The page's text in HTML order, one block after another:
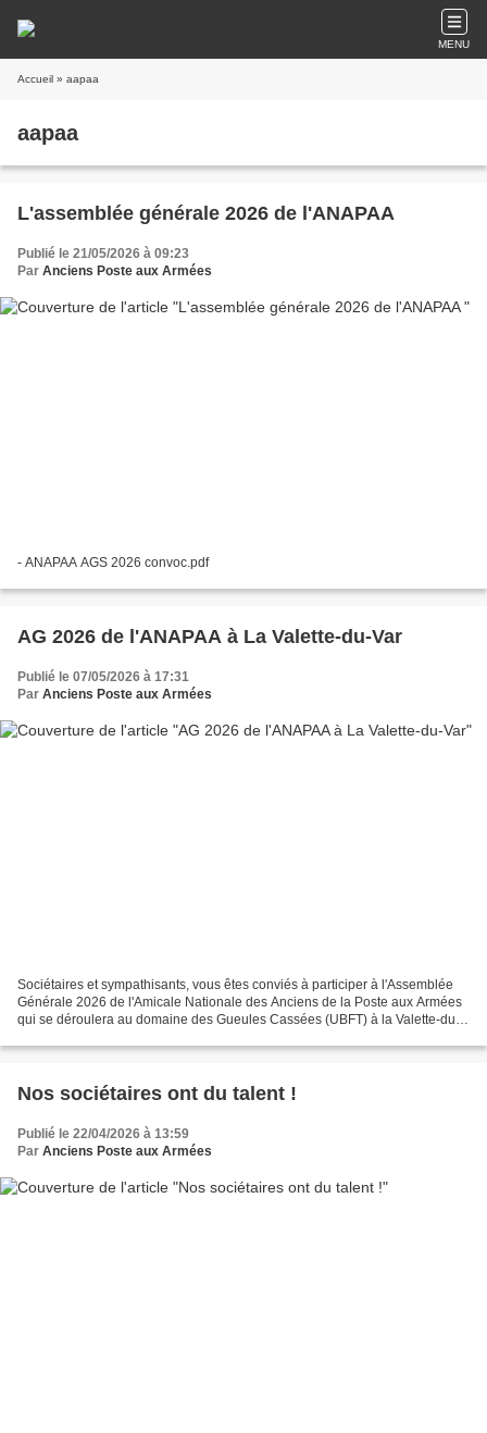
MENU
Accueil » aapaa
aapaa
L'assemblée générale 2026 de l'ANAPAA
Publié le 21/05/2026 à 09:23
Par Anciens Poste aux Armées
- ANAPAA AGS 2026 convoc.pdf
AG 2026 de l'ANAPAA à La Valette-du-Var
Publié le 07/05/2026 à 17:31
Par Anciens Poste aux Armées
Sociétaires et sympathisants, vous êtes conviés à participer à l'Assemblée
Générale 2026 de l'Amicale Nationale des Anciens de la Poste aux Armées
qui se déroulera au domaine des Gueules Cassées (UBFT) à la Valette-du-
Nos sociétaires ont du talent !
Publié le 22/04/2026 à 13:59
Par Anciens Poste aux Armées